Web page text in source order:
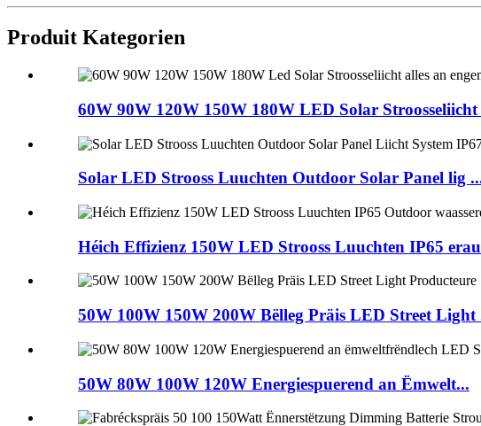
Produit Kategorien
60W 90W 120W 150W 180W LED Solar Stroosseliicht
Solar LED Strooss Luuchten Outdoor Solar Panel lig
Héich Effizienz 150W LED Strooss Luuchten IP65
50W 100W 150W 200W Bëlleg Präis LED Street Light
50W 80W 100W 120W Energiespuerend an Ëmwelt...